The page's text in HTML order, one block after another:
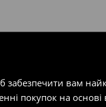
забезпечити вам
покупок на